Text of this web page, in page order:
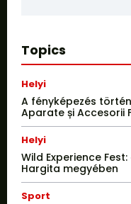
Topics
Helyi
A fényképezés
Aparate și Accesorii
Helyi
Wild Experience
Hargita megyében
Sport